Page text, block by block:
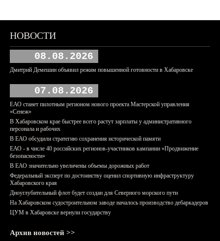
НОВОСТИ
08.08.2026
Дмитрий Демешин объявил режим повышенной готовности в Хабаровске
07.08.2026
ЕАО станет пилотным регионом нового проекта Мастерской управления
«Сенеж»
В Хабаровском крае быстрее всего растут зарплаты у административного
персонала и рабочих
В ЕАО обсудили стратегию сохранения исторической памяти
ЕАО - в числе 40 российских регионов-участников кампании «Продвижение
безопасности»
В ЕАО значительно увеличены объемы дорожных работ
Федеральный эксперт по достоинству оценил спортивную инфраструктуру
Хабаровского края
Дноуглубительный флот будет создан для Северного морского пути
На Хабаровском судостроительном заводе началось производство дебаркадеров
ЦУМ в Хабаровске вернули государству
Архив новостей >>